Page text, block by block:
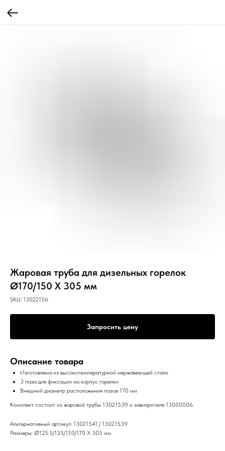
Жаровая труба для дизельных горелок
Ø170/150 X 305 мм
SKU: 13022156
Запросить цену
Описание товара
Изготовлена из высокотемпературной нержавеющей стали
3 паза для фиксации на корпус горелки
Внешний диаметр расположения пазов 170 мм
Комплект состоит из жаровой трубы 13021539 и завихрителя 13000006.
Альтернативный артикул: 13021541 / 13021539
Размеры: Ø125.5/135/150/170 X 305 мм